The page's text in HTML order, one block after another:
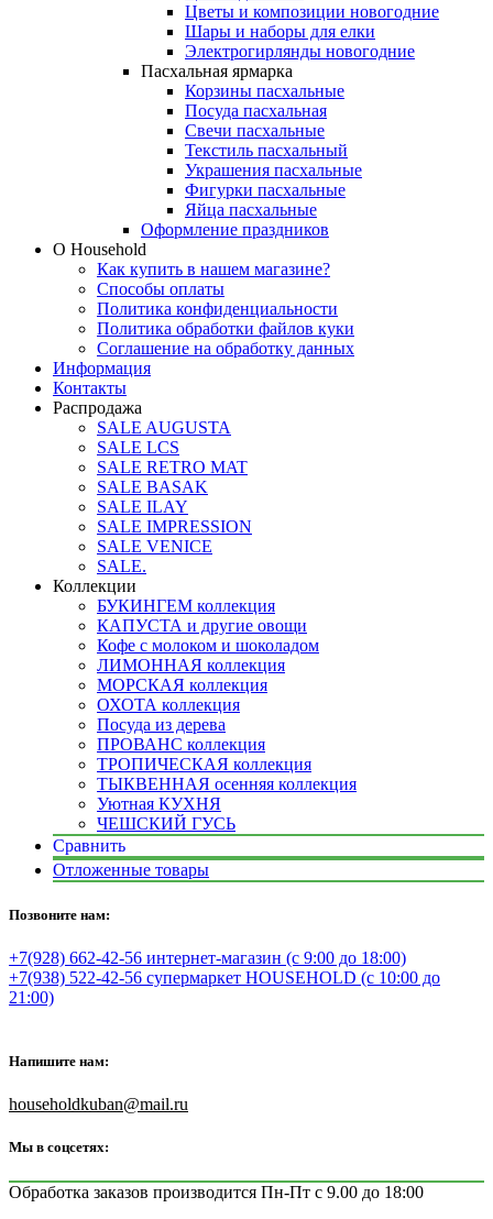
Цветы и композиции новогодние
Шары и наборы для елки
Электрогирлянды новогодние
Пасхальная ярмарка
Корзины пасхальные
Посуда пасхальная
Свечи пасхальные
Текстиль пасхальный
Украшения пасхальные
Фигурки пасхальные
Яйца пасхальные
Оформление праздников
О Household
Как купить в нашем магазине?
Способы оплаты
Политика конфиденциальности
Политика обработки файлов куки
Соглашение на обработку данных
Информация
Контакты
Распродажа
SALE AUGUSTA
SALE LCS
SALE RETRO MAT
SALE BASAK
SALE ILAY
SALE IMPRESSION
SALE VENICE
SALE.
Коллекции
БУКИНГЕМ коллекция
КАПУСТА и другие овощи
Кофе с молоком и шоколадом
ЛИМОННАЯ коллекция
МОРСКАЯ коллекция
ОХОТА коллекция
Посуда из дерева
ПРОВАНС коллекция
ТРОПИЧЕСКАЯ коллекция
ТЫКВЕННАЯ осенняя коллекция
Уютная КУХНЯ
ЧЕШСКИЙ ГУСЬ
Сравнить
Отложенные товары
Позвоните нам:
+7(928) 662-42-56 интернет-магазин (с 9:00 до 18:00)
+7(938) 522-42-56 супермаркет HOUSEHOLD (с 10:00 до
21:00)
Напишите нам:
householdkuban@mail.ru
Мы в соцсетях:
Обработка заказов производится Пн-Пт с 9.00 до 18:00